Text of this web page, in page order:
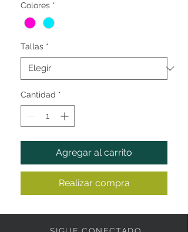
Colores *
Tallas *
Cantidad *
Agregar al carrito
Realizar compra